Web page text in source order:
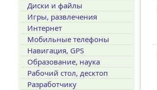
Диски и файлы
Игры, развлечения
Интернет
Мобильные телефоны
Навигация, GPS
Образование, наука
Рабочий стол, десктоп
Разработчику